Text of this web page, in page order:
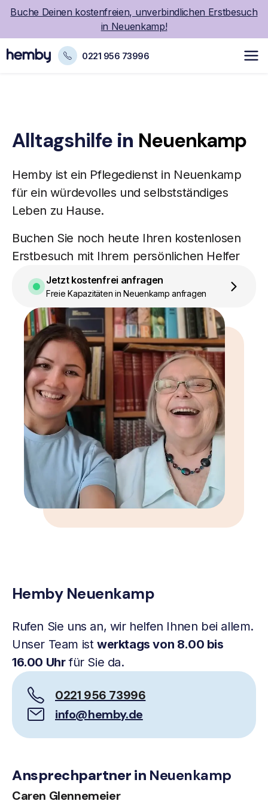
Buche Deinen kostenfreien, unverbindlichen Erstbesuch
in Neuenkamp!
0221 956 73996
Alltagshilfe in Neuenkamp
Hemby ist ein Pflegedienstin Neuenkamp
für ein würdevolles und selbstständiges
Leben zu Hause.
Buchen Sie noch heute Ihren kostenlosen
Erstbesuch mit Ihrem persönlichen Helfer
Jetzt kostenfrei anfragen
Freie Kapazitäten in Neuenkamp anfragen
Hemby Neuenkamp
Rufen Sie uns an, wir helfen Ihnen bei allem.
Unser Team ist werktags von 8.00 bis
16.00 Uhrfür Sie da.
0221 956 73996
info@hemby.de
Ansprechpartner in Neuenkamp
Caren Glennemeier